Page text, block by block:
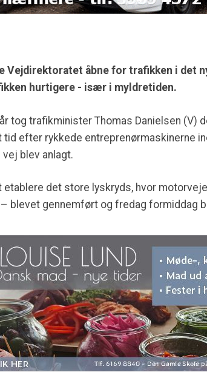
Vejdirektoratet åbne for trafikken i det
hurtigere - især i myldretiden.
tog trafikminister Thomas Danielsen
efter rykkede entreprenørmaskinerne
blev anlagt.
etablere det store lyskryds, hvor
blevet gennemført og fredag formiddag